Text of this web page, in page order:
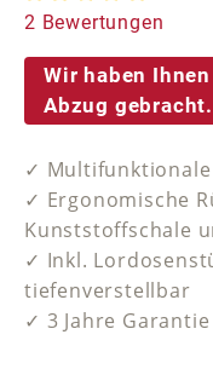
Durchschnittliche
2 Bewertungen
Wir haben
Abzug gebracht.
✓ Multifunktionale
✓ Ergonomische
Kunststoffschale
✓ Inkl.
tiefenverstellbar
✓ 3 Jahre Garantie